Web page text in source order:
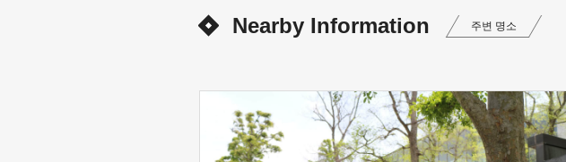
Nearby Information 주변 명소